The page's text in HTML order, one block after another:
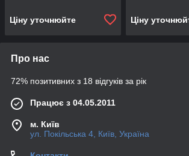
Ціну уточнюйте Ціну
Про нас
72% позитивних з 18 відгуків за рік
Працює з 04.05.2011
м. Київ
ул. Покільська 4, Київ, Україна